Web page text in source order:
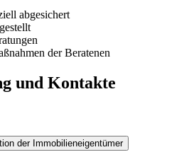
abgesichert
der Beratenen
und Kontakte
der Immobilieneigentümer